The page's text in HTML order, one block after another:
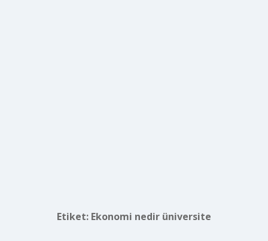
Etiket: Ekonomi nedir üniversite